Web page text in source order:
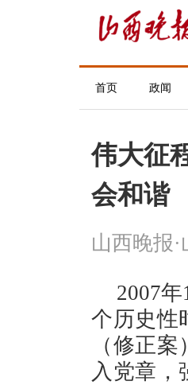
首页 政闻
伟大征
会和谐
山西晚报·
2007
个历史性
（修正
入党章，